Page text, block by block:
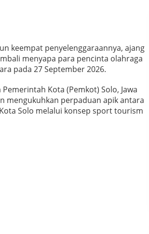
keempat penyelenggaraannya, ajang
menyapa para pencinta olahraga
pada 27 September 2026.
Kota (Pemkot) Solo, Jawa
mengukuhkan perpaduan apik antara
Solo melalui konsep sport tourism